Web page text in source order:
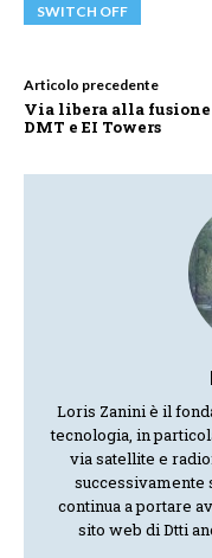
SWITCH OFF
Articolo precedente
Via libera alla
DMT e EI Towers
Loris Zanini è il
tecnologia, in
via satellite e
successivamente
continua a portare
sito web di Dtti